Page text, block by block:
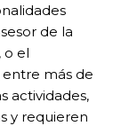
de la
, o el
entre más de
actividades,
y requieren